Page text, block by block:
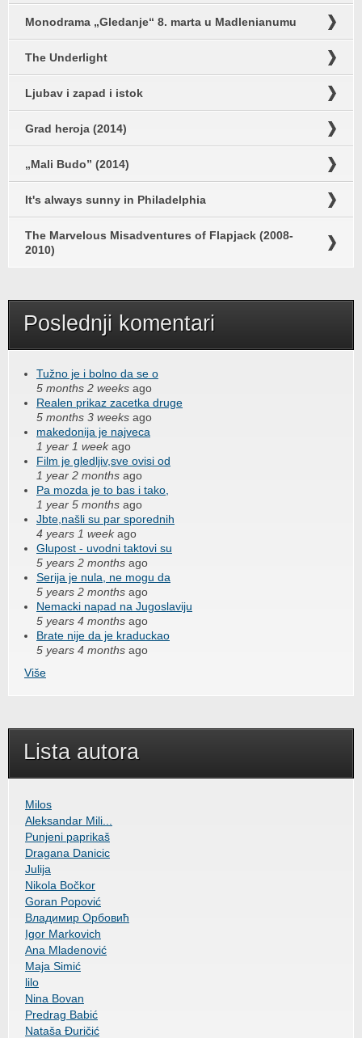
Monodrama „Gledanje“ 8. marta u Madlenianumu
The Underlight
Ljubav i zapad i istok
Grad heroja (2014)
„Mali Budo” (2014)
It's always sunny in Philadelphia
The Marvelous Misadventures of Flapjack (2008-
2010)
Poslednji komentari
Tužno je i bolno da se o
5 months 2 weeks ago
Realen prikaz zacetka druge
5 months 3 weeks ago
makedonija je najveca
1 year 1 weekago
Film je gledljiv,sve ovisi od
1 year 2 months ago
Pa mozda je to bas i tako,
1 year 5 months ago
Jbte,našli su par sporednih
4 years 1 weekago
Glupost - uvodni taktovi su
5 years 2 months ago
Serija je nula, ne mogu da
5 years 2 months ago
Nemacki napad na Jugoslaviju
5 years 4 months ago
Brate nije da je kraduckao
5 years 4 months ago
Više
Lista autora
Milos
Aleksandar Mili...
Punjeni paprikaš
Dragana Danicic
Julija
Nikola Bočkor
Goran Popović
Владимир Орбовић
Igor Markovich
Ana Mladenović
Maja Simić
lilo
Nina Bovan
Predrag Babić
Nataša Đuričić